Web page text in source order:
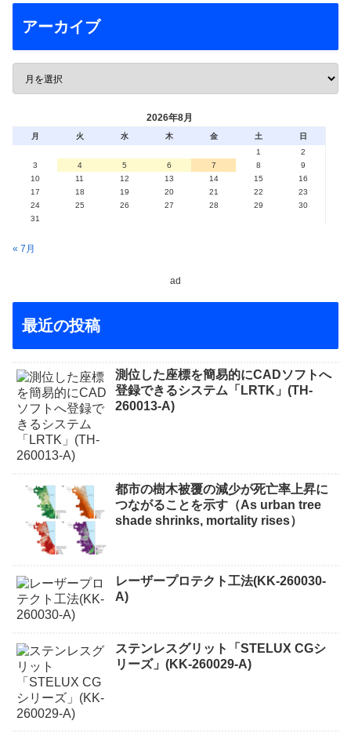
アーカイブ
2026年8月
月 火 水 木 金 土
日
1
2
3
4 5 6 7 8
9
10
11 12 13 14 15
16
17
18 19 20 21 22
23
24
25 26 27 28 29
30
31
« 7月
ad
最近の投稿
測位した座標を簡易的にCADソフトへ
登録できるシステム「LRTK」(TH-
260013-A)
都市の樹木被覆の減少が死亡率上昇に
つながることを示す（As urban tree
shade shrinks, mortality rises）
レーザープロテクト⼯法(KK-260030-
A)
ステンレスグリット「STELUX CGシ
リーズ」(KK-260029-A)